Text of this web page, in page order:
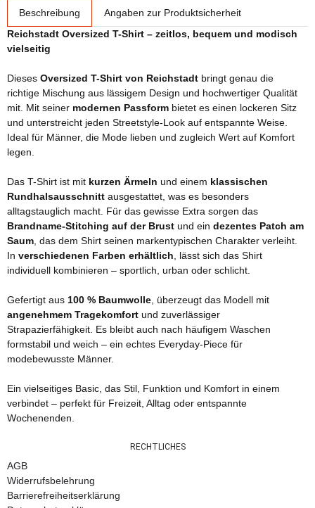
Beschreibung
Angaben zur Produktsicherheit
Reichstadt Oversized T-Shirt – zeitlos, bequem und modisch
vielseitig
Dieses Oversized T-Shirt von Reichstadt bringt genau die
richtige Mischung aus lässigem Design und hochwertiger Qualität
mit. Mit seiner modernen Passform bietet es einen lockeren Sitz
und unterstreicht jeden Streetstyle-Look auf entspannte Weise.
Ideal für Männer, die Mode lieben und zugleich Wert auf Komfort
legen.
Das T-Shirt ist mit kurzen Ärmeln und einem klassischen
Rundhalsausschnitt ausgestattet, was es besonders
alltagstauglich macht. Für das gewisse Extra sorgen das
Brandname-Stitching auf der Brust und ein dezentes Patch am
Saum , das dem Shirt seinen markentypischen Charakter verleiht.
In verschiedenen Farben erhältlich , lässt sich das Shirt
individuell kombinieren – sportlich, urban oder schlicht.
Gefertigt aus 100 % Baumwolle , überzeugt das Modell mit
angenehmem Tragekomfort und zuverlässiger
Strapazierfähigkeit. Es bleibt auch nach häufigem Waschen
formstabil und weich – ein echtes Everyday-Piece für
modebewusste Männer.
Ein vielseitiges Basic, das Stil, Funktion und Komfort in einem
verbindet – perfekt für Freizeit, Alltag oder entspannte
Wochenenden.
RECHTLICHES
AGB
Widerrufsbelehrung
Barrierefreiheitserklärung